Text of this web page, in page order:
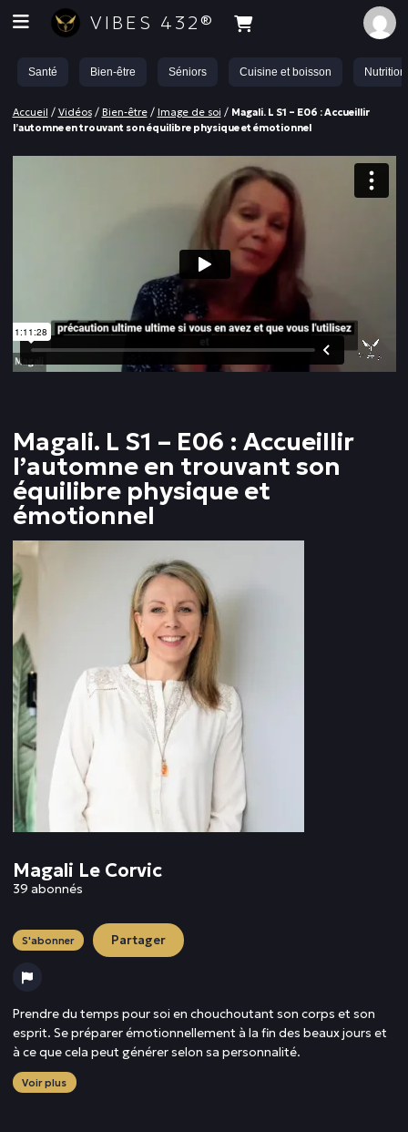
VIBES 432®
Santé Bien-être Séniors Cuisine et boisson Nutrition
Accueil / Vidéos/ Bien-être/ Image de soi / Magali. L S1 – E06 : Accueillir
l’automne en trouvant son équilibre physique et émotionnel
Magali. L S1 – E06 : Accueillir
l’automne en trouvant son
équilibre physique et
émotionnel
Magali Le Corvic
39 abonnés
S'abonner Partager
Prendre du temps pour soi en chouchoutant son corps et son
esprit. Se préparer émotionnellement à la fin des beaux jours et
à ce que cela peut générer selon sa personnalité.
Voir plus